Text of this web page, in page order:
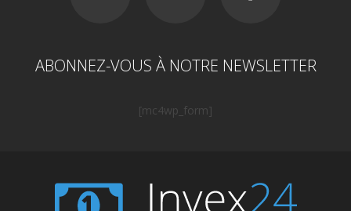
ABONNEZ-VOUS À NOTRE NEWSLETTER
[mc4wp_form]